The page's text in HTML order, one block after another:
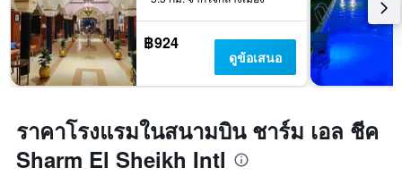
฿924
ดูข้อเสนอ
ราคาโรงแรมในสนามบิน ชาร์ม เอล ชีค
Sharm El Sheikh Intl